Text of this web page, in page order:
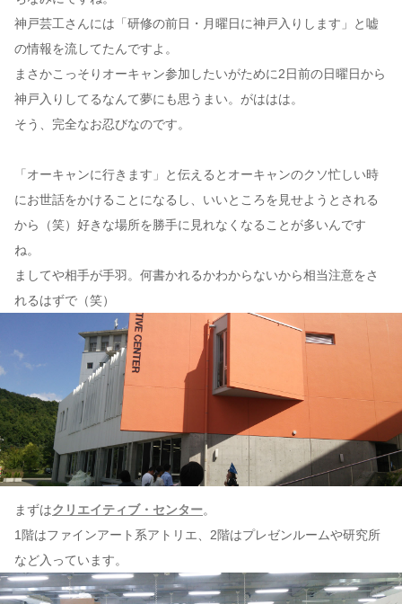
神戸芸工さんには「研修の前日・月曜日に神戸入りします」と嘘
の情報を流してたんですよ。
まさかこっそりオーキャン参加したいがために2日前の日曜日から
神戸入りしてるなんて夢にも思うまい。がははは。
そう、完全なお忍びなのです。
「オーキャンに行きます」と伝えるとオーキャンのクソ忙しい時
にお世話をかけることになるし、いいところを見せようとされる
から（笑）好きな場所を勝手に見れなくなることが多いんです
ね。
ましてや相手が手羽。何書かれるかわからないから相当注意をさ
れるはずで（笑）
まずはクリエイティブ・センター。
1階はファインアート系アトリエ、2階はプレゼンルームや研究所
など入っています。